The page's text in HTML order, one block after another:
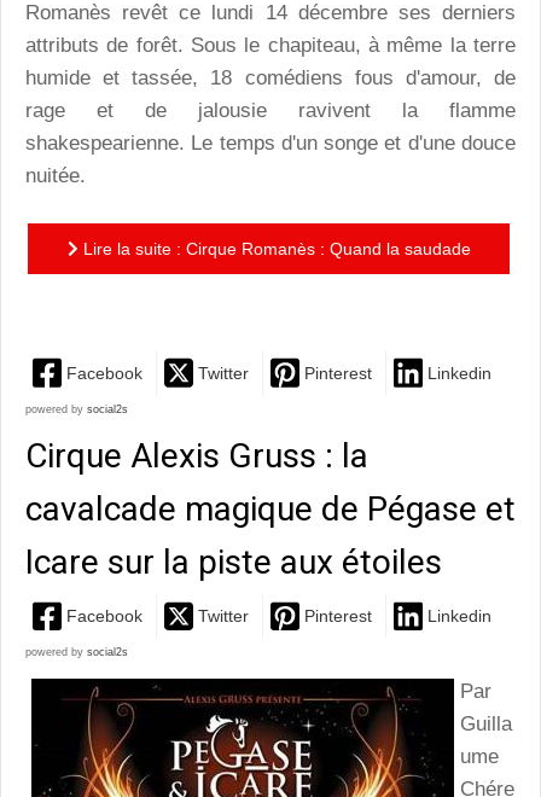
Romanès revêt ce lundi 14 décembre ses derniers
attributs de forêt. Sous le chapiteau, à même la terre
humide et tassée, 18 comédiens fous d'amour, de
rage et de jalousie ravivent la flamme
shakespearienne. Le temps d'un songe et d'une douce
nuitée.
Lire la suite : Cirque Romanès : Quand la saudade
Facebook Twitter Pinterest Linkedin
powered by social2s
Cirque Alexis Gruss : la
cavalcade magique de Pégase et
Icare sur la piste aux étoiles
Facebook Twitter Pinterest Linkedin
powered by social2s
Par
Guilla
ume
Chére